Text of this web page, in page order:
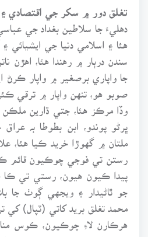
تغلق دور ۾ سکر جي اقتصادي ۽
دهليءَ جا سلاطين بغداد جي
هئا ۽ اسلامي دنيا جي ايشيائي
سندن درٻار ۾ رهندا هئا، اهڙن
جا واپاري برصغير ۾ واپار ڪرڻ
صوبو هو، تنهن واپار ۾ ترقي
وڏا مرڪز هئا، جتي ڌارين
ڀرڻو پوندو، ابن بطوطا بہ
ملتان ۾ گهوڙا خريد ڪيا هئا،
رستن تي فوجي چوڪيون قائم
پيدا ڪيون هيون، رستي تي ڪا
جو ٿاڻيدار ۽ ويجهي ڳوٺ جا
محمد تغلق بريد کاتي (ٽپال)
هرڪارن لاءِ چوڪيون، ڪوس